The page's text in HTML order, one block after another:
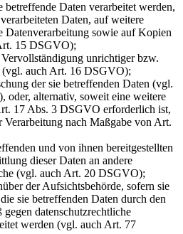
betreffende Daten verarbeitet werden,
Daten, auf weitere
Datenverarbeitung sowie auf Kopien
15 DSGVO);
unrichtiger bzw.
auch Art. 16 DSGVO);
der sie betreffenden Daten (vgl.
oder, alternativ, soweit eine weitere
17 Abs. 3 DSGVO erforderlich ist,
Verarbeitung nach Maßgabe von Art.
und von ihnen bereitgestellten
dieser Daten an andere
(vgl. auch Art. 20 DSGVO);
der Aufsichtsbehörde, sofern sie
sie betreffenden Daten durch den
datenschutzrechtliche
werden (vgl. auch Art. 77